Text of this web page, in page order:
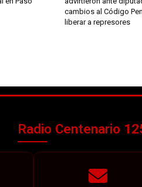
cambios al Código
liberar a represores
Radio Centenario